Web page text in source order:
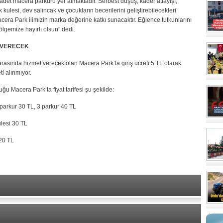
kulesi, dev salıncak ve çocukların becerilerini geliştirebilecekleri
Park ilimizin marka değerine katkı sunacaktır. Eğlence tutkunlarını
hayırlı olsun” dedi.
hizmet verecek olan Macera Park’ta giriş ücreti 5 TL olarak
alınmıyor.
Macera Park’ta fiyat tarifesi şu şekilde:
30 TL, 3 parkur 40 TL
30 TL
TL